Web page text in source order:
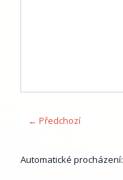
← Předchozí
Automatické procházení: